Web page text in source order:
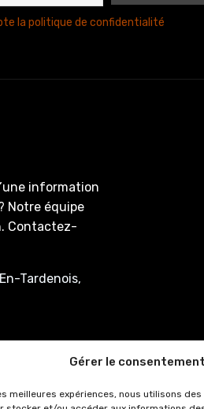
Gérer le consentement
meilleures expériences, nous utilisons
la politique de confidentialité
information
Notre équipe
Contactez-
Tardenois,
8h00 à 12h15